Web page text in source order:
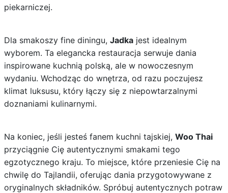
piekarniczej.
Dla smakoszy fine diningu, Jadkajest idealnym
wyborem. Ta elegancka restauracja serwuje dania
inspirowane kuchnią polską, ale w nowoczesnym
wydaniu. Wchodząc do wnętrza, od razu poczujesz
klimat luksusu, który łączy się z niepowtarzalnymi
doznaniami kulinarnymi.
Na koniec, jeśli jesteś fanem kuchni tajskiej, Woo Thai
przyciągnie Cię autentycznymi smakami tego
egzotycznego kraju. To miejsce, które przeniesie Cię na
chwilę do Tajlandii, oferując dania przygotowywane z
oryginalnych składników. Spróbuj autentycznych potraw